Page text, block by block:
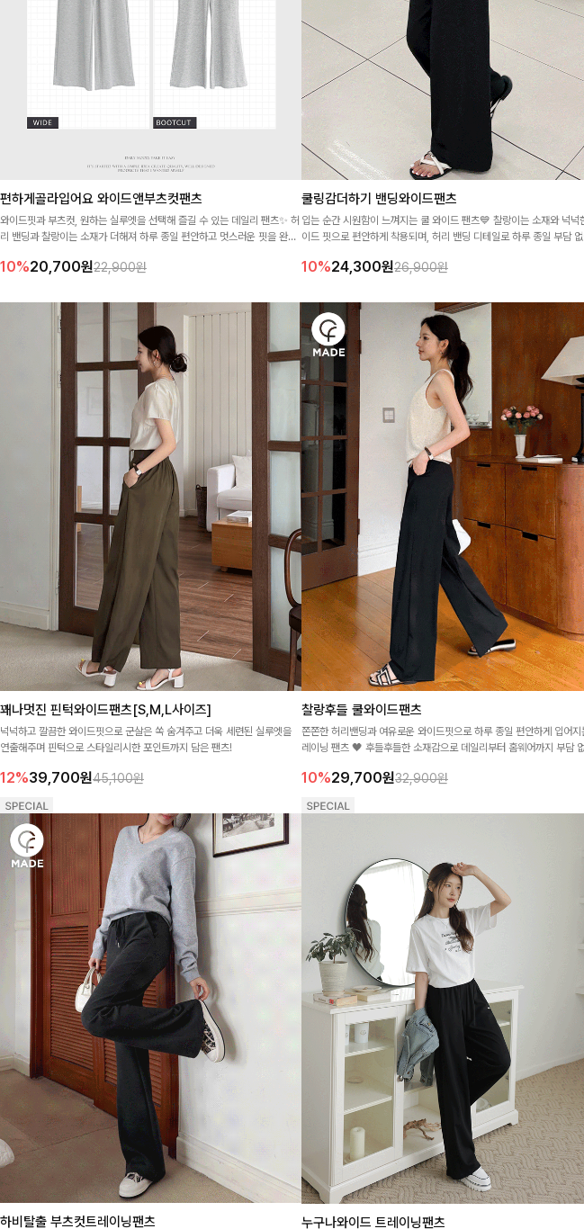
편하게골라입어요 와이드앤부츠컷팬츠
와이드핏과 부츠컷, 원하는 실루엣을 선택해 즐길 수 있는 데일리 팬츠✨ 허
리 밴딩과 찰랑이는 소재가 더해져 하루 종일 편안하고 멋스러운 핏을 완성
10%20,700원22,900원
쿨링감더하기 밴딩와이드팬츠
입는 순간 시원함이 느껴지는 쿨 와이드 팬츠💙 찰랑이는 소재와 넉넉
이드 핏으로 편안하게 착용되며, 허리 밴딩 디테일로 하루 종일 부담
10%24,300원26,900원
꽤나멋진 핀턱와이드팬츠[S,M,L사이즈]
넉넉하고 깔끔한 와이드핏으로 군살은 쏙 숨겨주고 더욱 세련된 실루엣을
연출해주며 핀턱으로 스타일리시한 포인트까지 담은 팬츠!
12%39,700원45,100원
찰랑후들 쿨와이드팬츠
쫀쫀한 허리밴딩과 여유로운 와이드핏으로 하루 종일 편안하게 입어지
레이닝 팬츠 🖤 후들후들한 소재감으로 데일리부터 홈웨어까지 부담
10%29,700원32,900원
하비탈출 부츠컷트레이닝팬츠 누구나와이드 트레이닝팬츠